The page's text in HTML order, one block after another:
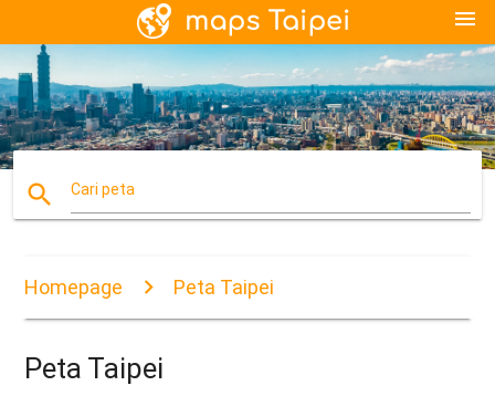
menu
search Cari peta
Homepage Peta Taipei
Peta Taipei